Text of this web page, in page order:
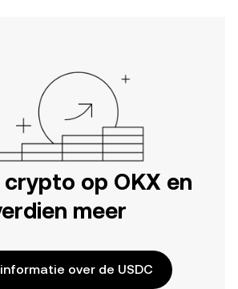
crypto op OKX en
meer
over de USDC